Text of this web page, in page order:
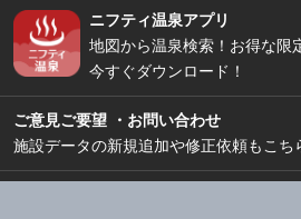
ニフティ温泉アプリ
地図から温泉検索！お得な限
今すぐダウンロード！
ご意見ご要望 ・お問い合わせ
施設データの新規追加や修正依頼もこち